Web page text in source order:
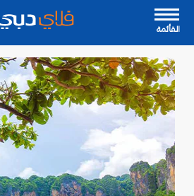
القأئمة